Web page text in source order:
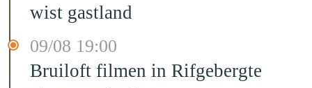
wist gastland
09/08 19:00
Bruiloft filmen in Rifgebergte